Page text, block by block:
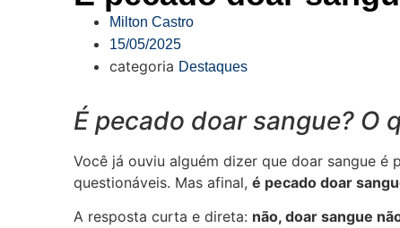
Milton Castro
15/05/2025
categoria Destaques
É pecado doar sangue? O
Você já ouviu alguém dizer que doar sangue
questionáveis. Mas afinal, é pecado doar
A resposta curta e direta: não, doar sangue